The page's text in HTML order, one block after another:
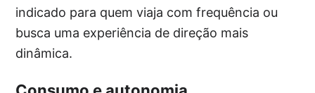
indicado para quem viaja com frequência ou
busca uma experiência de direção mais
dinâmica.